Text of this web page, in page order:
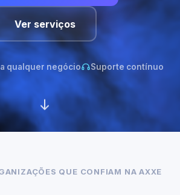
Ver serviços
qualquer negócio Suporte contínuo
QUE CONFIAM NA AXXE